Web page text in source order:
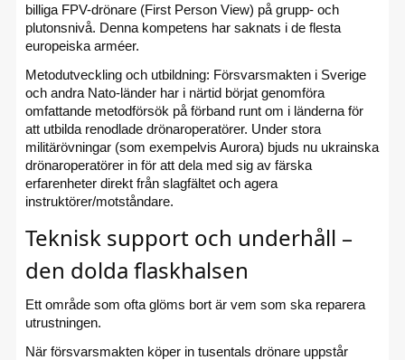
billiga FPV-drönare (First Person View) på grupp- och
plutonsnivå. Denna kompetens har saknats i de flesta
europeiska arméer.
Metodutveckling och utbildning: Försvarsmakten i Sverige
och andra Nato-länder har i närtid börjat genomföra
omfattande metodförsök på förband runt om i länderna för
att utbilda renodlade drönaroperatörer. Under stora
militärövningar (som exempelvis Aurora) bjuds nu ukrainska
drönaroperatörer in för att dela med sig av färska
erfarenheter direkt från slagfältet och agera
instruktörer/motståndare.
Teknisk support och underhåll –
den dolda flaskhalsen
Ett område som ofta glöms bort är vem som ska reparera
utrustningen.
När försvarsmakten köper in tusentals drönare uppstår